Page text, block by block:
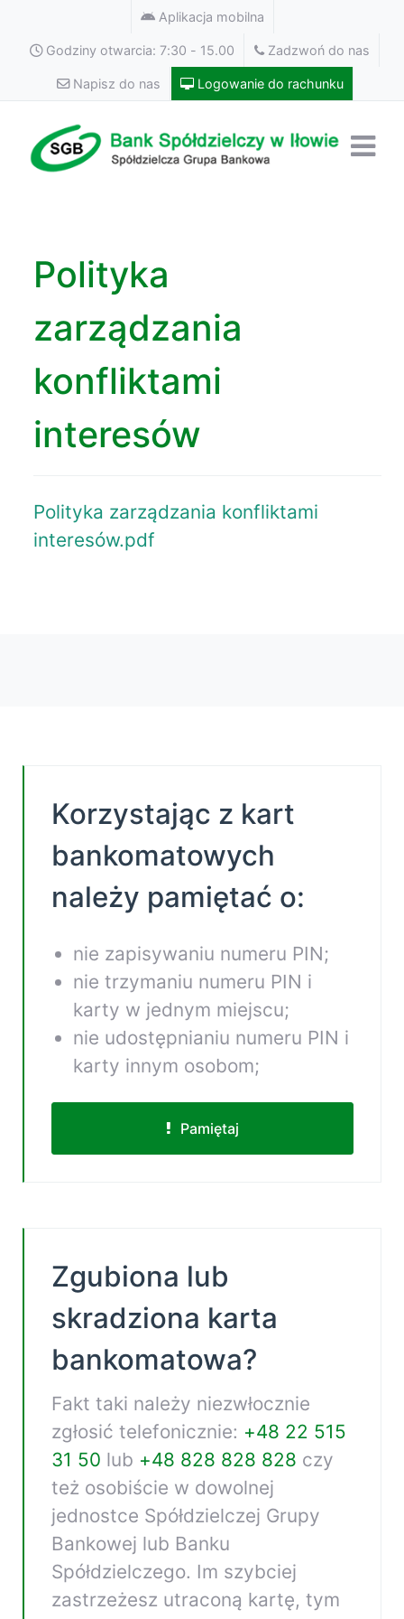
Aplikacja mobilna
Godziny otwarcia: 7:30 - 15.00 Zadzwoń do nas
Napisz do nas Logowanie do rachunku
Polityka
zarządzania
konfliktami
interesów
Polityka zarządzania konfliktami
interesów.pdf
Korzystając z kart
bankomatowych
należy pamiętać o:
nie zapisywaniu numeru PIN;
nie trzymaniu numeru PIN i
karty w jednym miejscu;
nie udostępnianiu numeru PIN i
karty innym osobom;
Pamiętaj
Zgubiona lub
skradziona karta
bankomatowa?
Fakt taki należy niezwłocznie
zgłosić telefonicznie: +48 22 515
31 50 lub +48 828 828 828 czy
też osobiście w dowolnej
jednostce Spółdzielczej Grupy
Bankowej lub Banku
Spółdzielczego. Im szybciej
zastrzeżesz utraconą kartę, tym